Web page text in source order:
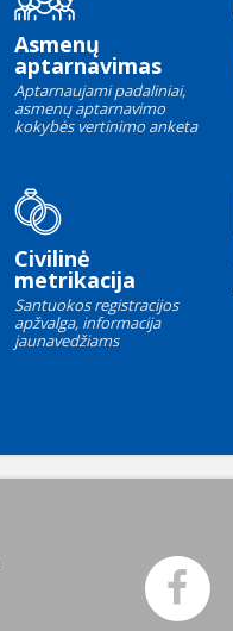
Asmenų
aptarnavimas
Aptarnaujami padaliniai,
asmenų aptarnavimo
kokybės vertinimo anketa
Civilinė
metrikacija
Santuokos registracijos
apžvalga, informacija
jaunavedžiams